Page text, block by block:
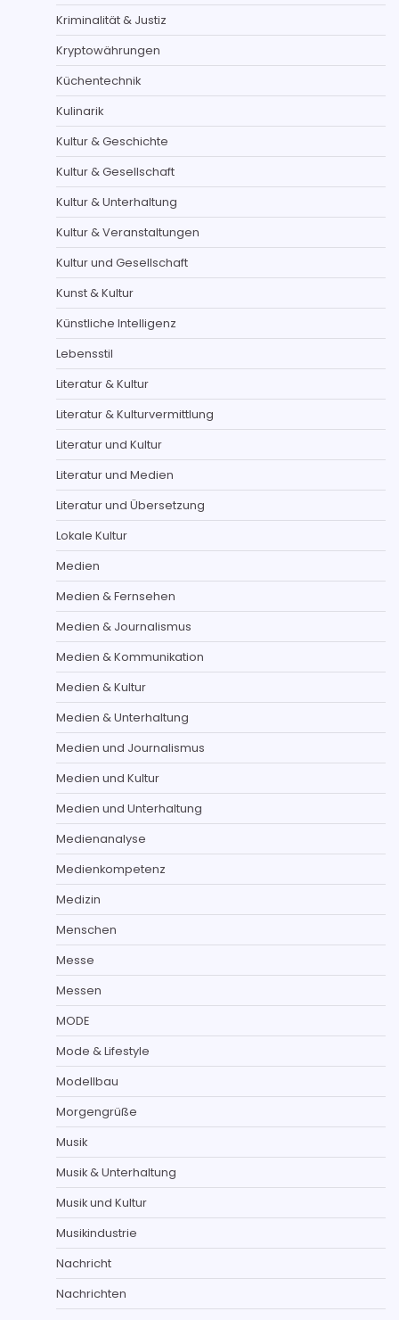
Kriminalität & Justiz
Kryptowährungen
Küchentechnik
Kulinarik
Kultur & Geschichte
Kultur & Gesellschaft
Kultur & Unterhaltung
Kultur & Veranstaltungen
Kultur und Gesellschaft
Kunst & Kultur
Künstliche Intelligenz
Lebensstil
Literatur & Kultur
Literatur & Kulturvermittlung
Literatur und Kultur
Literatur und Medien
Literatur und Übersetzung
Lokale Kultur
Medien
Medien & Fernsehen
Medien & Journalismus
Medien & Kommunikation
Medien & Kultur
Medien & Unterhaltung
Medien und Journalismus
Medien und Kultur
Medien und Unterhaltung
Medienanalyse
Medienkompetenz
Medizin
Menschen
Messe
Messen
MODE
Mode & Lifestyle
Modellbau
Morgengrüße
Musik
Musik & Unterhaltung
Musik und Kultur
Musikindustrie
Nachricht
Nachrichten